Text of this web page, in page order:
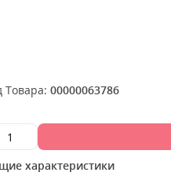
Товара: 00000063786
характеристики